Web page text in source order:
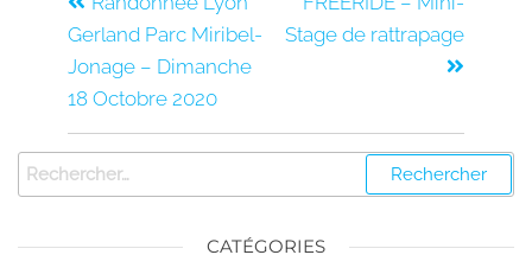
Gerland Parc Miribel-
Jonage – Dimanche
18 Octobre 2020
Stage de rattrapage
CATÉGORIES